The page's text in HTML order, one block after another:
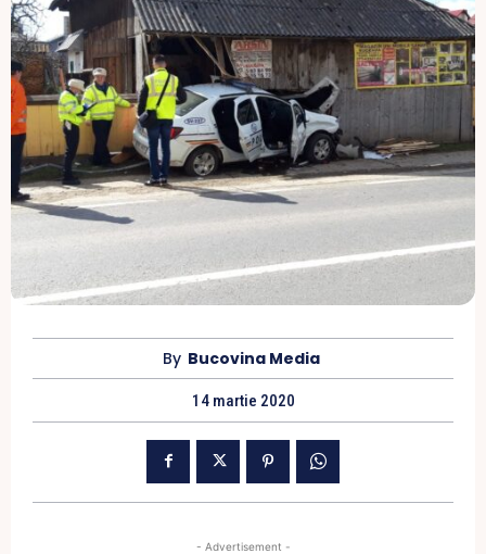
By Bucovina Media
14 martie 2020
- Advertisement -